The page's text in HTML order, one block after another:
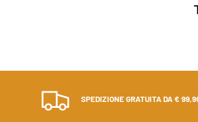
SPEDIZIONE GRATUITA DA €